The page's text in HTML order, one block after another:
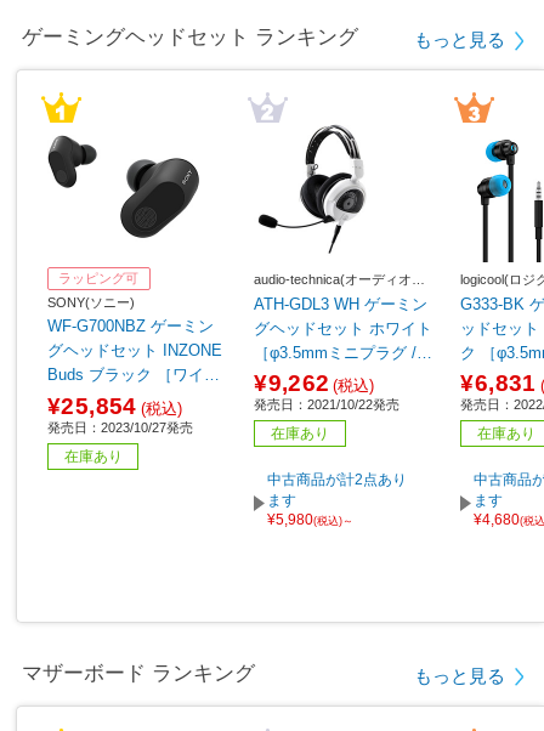
ゲーミングヘッドセット ランキング もっと見る
ラッピング可
SONY(ソニー)
WF-G700NBZ ゲーミン
グヘッドセット INZONE
Buds ブラック ［ワイヤ
レス（Bluetooth＋USB-
C） /両耳 /イヤホンタイ
プ］
¥25,854 (税込)
発売日：2023/10/27発売
在庫あり
audio-technica(オーディオテ
クニカ)
ATH-GDL3 WH ゲーミン
グヘッドセット ホワイト
［φ3.5mmミニプラグ /両
耳 /ヘッドバンドタイ
プ］
¥9,262 (税込)
発売日：2021/10/22発売
在庫あり
中古商品が計2点あり
ます
¥5,980(税込)～
logicool(ロジ
G333-BK
ッドセッ
ク ［
＋USB-C /
タイプ］
¥6,831
発売日：
在庫あり
中古商品
ます
¥4,680(税
マザーボード ランキング もっと見る